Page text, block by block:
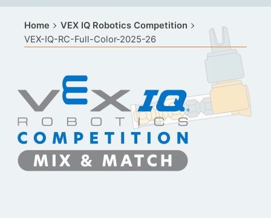
Home
VEX IQ Robotics Competition
VEX-IQ-RC-Full-Color-2025-26